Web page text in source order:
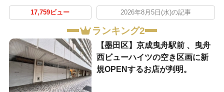
17,759ビュー 2026年8月5日(水)の記事
ランキング2
【墨田区】京成曳舟駅前 、曳舟
西ビューハイツの空き区画に新
規OPENするお店が判明。